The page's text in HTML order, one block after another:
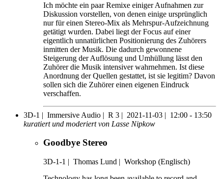
Ich möchte ein paar Remixe einiger Aufnahmen zur
Diskussion vorstellen, von denen einige ursprünglich
nur für einen Stereo-Mix als Mehrspur-Aufzeichnung
getätigt wurden. Dabei liegt der Focus auf einer
eigentlich unnatürlichen Positionierung des Zuhörers
inmitten der Musik. Die dadurch gewonnene
Steigerung der Auflösung und Umhüllung lässt den
Zuhörer die Musik intensiver wahrnehmen. Ist diese
Anordnung der Quellen gestattet, ist sie legitim? Davon
sollen sich die Zuhörer einen eigenen Eindruck
verschaffen.
3D-1 | Immersive Audio | R 3 | 2021-11-03 | 12:00 - 13:50
kuratiert und moderiert von Lasse Nipkow
Goodbye Stereo
3D-1-1 | Thomas Lund | Workshop (Englisch)